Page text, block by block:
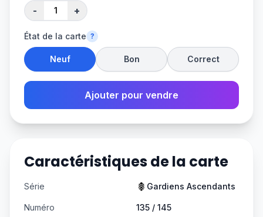
- +
État de la carte ?
Neuf Bon Correct
Ajouter pour vendre
Caractéristiques de la carte
Série Gardiens Ascendants
Numéro 135 / 145